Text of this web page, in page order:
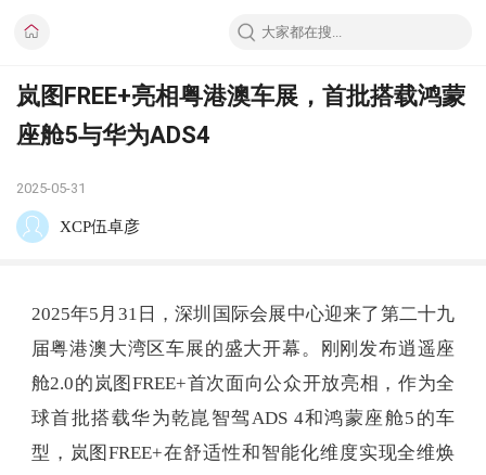
岚图FREE+亮相粤港澳车展，首批搭载鸿蒙
座舱5与华为ADS4
2025-05-31
XCP伍卓彦
2025年5月31日，深圳国际会展中心迎来了第二十九
届粤港澳大湾区车展的盛大开幕。刚刚发布逍遥座
舱2.0的岚图FREE+首次面向公众开放亮相，作为全
球首批搭载华为乾崑智驾ADS 4和鸿蒙座舱5的车
型，岚图FREE+在舒适性和智能化维度实现全维焕